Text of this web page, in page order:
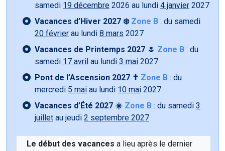
samedi 19 décembre 2026 au lundi 4 janvier 2027
Vacances d’Hiver 2027 ❄️ Zone B : du samedi
20 février au lundi 8 mars 2027
Vacances de Printemps 2027 🌷 Zone B : du
samedi 17 avril au lundi 3 mai 2027
Pont de l’Ascension 2027 ✝️ Zone B : du
mercredi 5 mai au lundi 10 mai 2027
Vacances d’Été 2027 ☀️ Zone B : du samedi 3
juillet au jeudi 2 septembre 2027
Le début des vacances a lieu après le dernier